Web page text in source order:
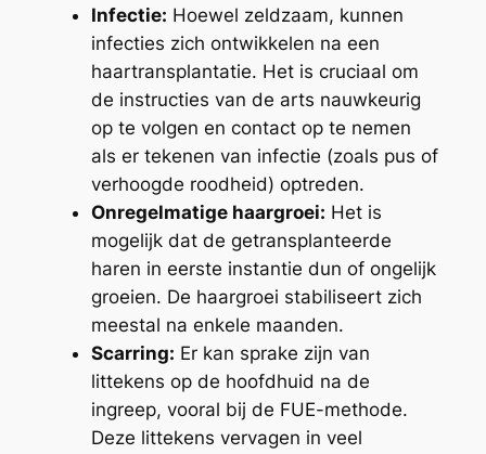
Infectie: Hoewel zeldzaam, kunnen
infecties zich ontwikkelen na een
haartransplantatie. Het is cruciaal om
de instructies van de arts nauwkeurig
op te volgen en contact op te nemen
als er tekenen van infectie (zoals pus of
verhoogde roodheid) optreden.
Onregelmatige haargroei: Het is
mogelijk dat de getransplanteerde
haren in eerste instantie dun of ongelijk
groeien. De haargroei stabiliseert zich
meestal na enkele maanden.
Scarring: Er kan sprake zijn van
littekens op de hoofdhuid na de
ingreep, vooral bij de FUE-methode.
Deze littekens vervagen in veel